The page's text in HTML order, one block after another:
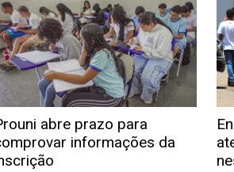
abre prazo para
informações da